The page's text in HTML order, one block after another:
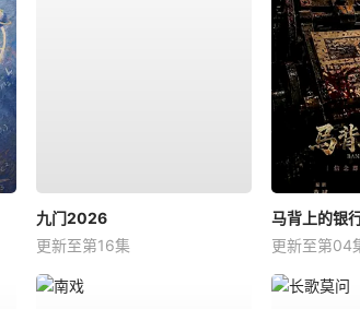
九门2026
更新至第16集
马背上的银
更新至第04